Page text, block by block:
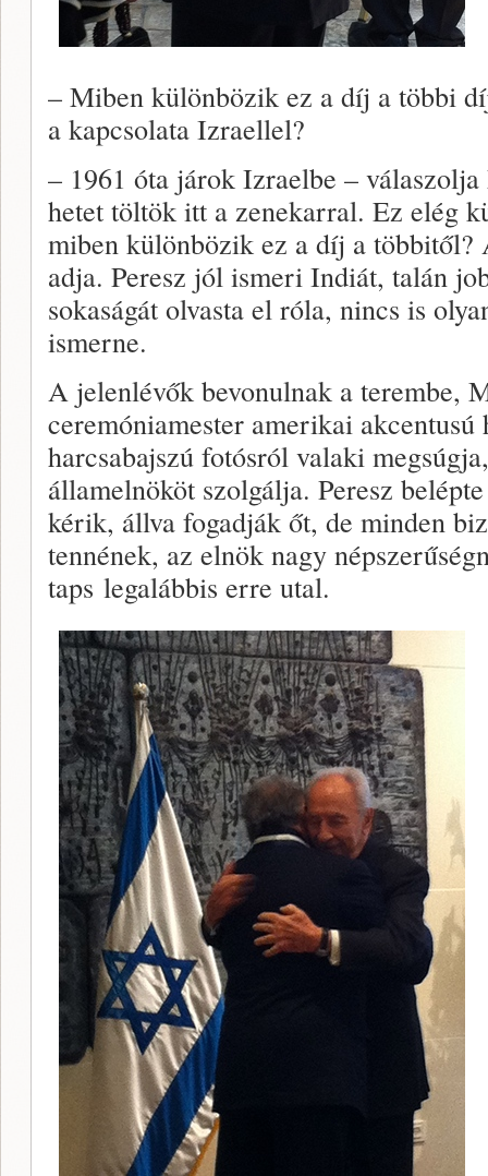
– Miben különbözik ez a díj a többi
a kapcsolata Izraellel?
– 1961 óta járok Izraelbe –
hetet töltök itt a zenekarral. Ez elég
miben különbözik ez a díj a többitől?
adja. Peresz jól ismeri Indiát, talán
sokaságát olvasta el róla, nincs is
ismerne.
A jelenlévők bevonulnak a terembe,
ceremóniamester amerikai akcentusú
harcsabajszú fotósról valaki
államelnököt szolgálja. Peresz
kérik, állva fogadják őt, de minden
tennének, az elnök nagy
taps legalábbis erre utal.